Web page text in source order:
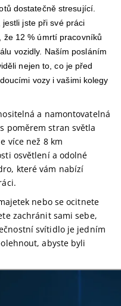
dostatečně stresující.
jste při své práci
že 12 % úmrtí pracovníků
vozidly. Naším posláním
nejen to, co je před
vozy i vašimi kolegy
a namontovatelná
poměrem stran světla
více než 8 km
osvětlení a odolné
které vám nabízí
nebo se ocitnete
zachránit sami sebe,
svítidlo je jedním
abyste byli